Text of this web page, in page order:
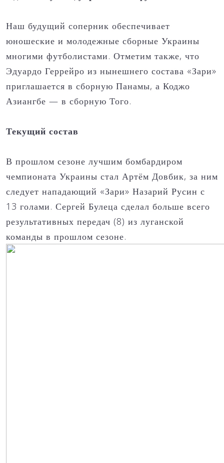
Наш будущий соперник обеспечивает
юношеские и молодежные сборные Украины
многими футболистами. Отметим также, что
Эдуардо Геррейро из нынешнего состава «Зари»
приглашается в сборную Панамы, а Коджо
Азиангбе — в сборную Того.
Текущий состав
В прошлом сезоне лучшим бомбардиром
чемпионата Украины стал Артём Довбик, за ним
следует нападающий «Зари» Назарий Русин с
13 голами. Сергей Булеца сделал больше всего
результативных передач (8) из луганской
команды в прошлом сезоне.